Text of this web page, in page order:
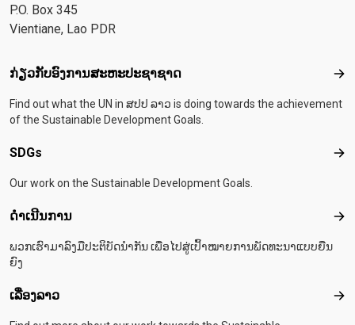
P.O. Box 345
Vientiane, Lao PDR
Footer menu
ກ່ຽວກັບອົງການສະຫະປະຊາຊາດ ກ່ຽ
Find out what the UN in ສປປ ລາວ is doing towards the achievement
of the Sustainable Development Goals.
SDGs
Our work on the Sustainable Development Goals.
ດຳເນີນການ ດຳ
ພວກເຮົາມາລົງມືປະຕິບັດນຳກັນ ເພື່ອໄປສູ່ເປົ້າໝາຍການພັດທະນາແບບຍືນ
ຍົງ
ເລື່ອງລາວ ເລື່